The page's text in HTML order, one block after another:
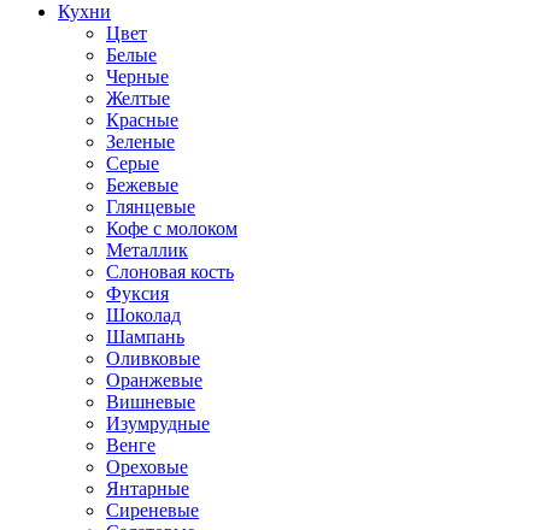
Кухни
Цвет
Белые
Черные
Желтые
Красные
Зеленые
Серые
Бежевые
Глянцевые
Кофе с молоком
Металлик
Слоновая кость
Фуксия
Шоколад
Шампань
Оливковые
Оранжевые
Вишневые
Изумрудные
Венге
Ореховые
Янтарные
Сиреневые